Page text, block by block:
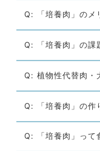
Q: 「培養肉」のメ
Q: 「培養肉」の課
Q: 植物性代替肉・
Q: 「培養肉」の作
Q: 「培養肉」って